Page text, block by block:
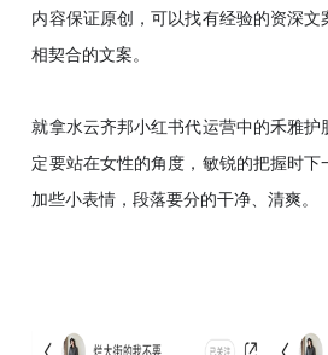
内容保证原创，可以找有经验的资深
相契合的文案。
就拿水云齐邦小红书代运营中的禾雅
定要站在女性的角度，敏锐的把握时
加些小表情，段落要分的干净、清爽。